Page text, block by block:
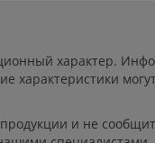
характер.
характеристики
и не